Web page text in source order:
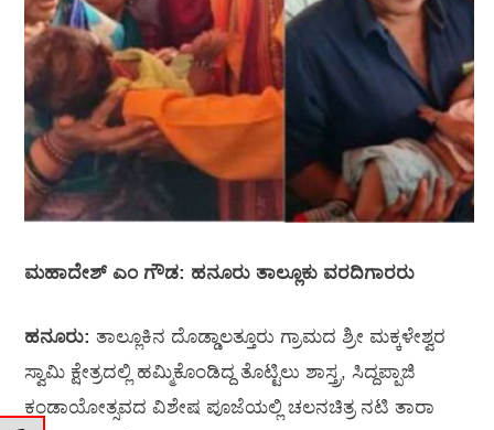
ಮಹಾದೇಶ್‌ ಎಂ ಗೌಡ: ಹನೂರು ತಾಲ್ಲೂಕು ವರದಿಗಾರರು
ಹನೂರು: ತಾಲ್ಲೂಕಿನ ದೊಡ್ಡಾಲತ್ತೂರು ಗ್ರಾಮದ ಶ್ರೀ ಮಕ್ಕಳೇಶ್ವರ
ಸ್ವಾಮಿ ಕ್ಷೇತ್ರದಲ್ಲಿ ಹಮ್ಮಿಕೊಂಡಿದ್ದ ತೊಟ್ಟಿಲು ಶಾಸ್ತ್ರ, ಸಿದ್ದಪ್ಪಾಜಿ
ಕಂಡಾಯೋತ್ಸವದ ವಿಶೇಷ ಪೂಜೆಯಲ್ಲಿ ಚಲನಚಿತ್ರ ನಟಿ ತಾರಾ